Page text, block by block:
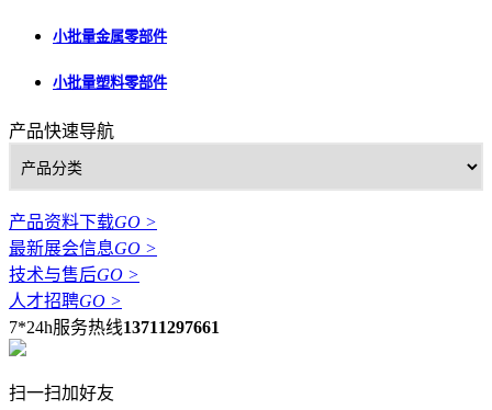
小批量金属零部件
小批量塑料零部件
产品快速导航
产品资料下载GO >
最新展会信息GO >
技术与售后GO >
人才招聘GO >
7*24h服务热线13711297661
扫一扫加好友